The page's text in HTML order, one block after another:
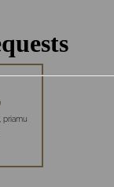
priamu